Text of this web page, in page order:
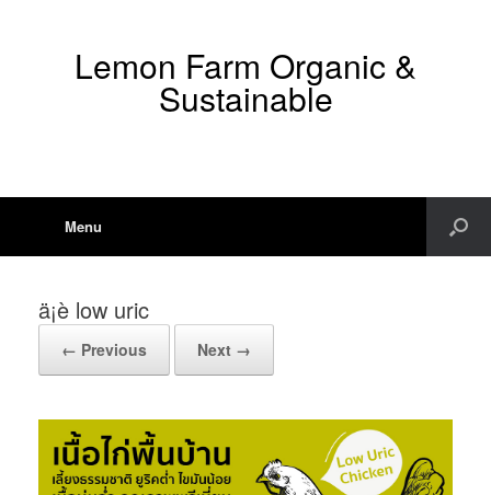
Lemon Farm Organic &
Sustainable
Menu
ä¡è low uric
← Previous Next →